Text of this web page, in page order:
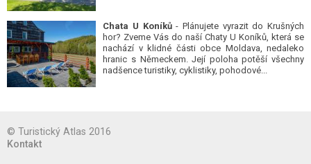
Chata U Koníků- Plánujete vyrazit do Krušných
hor? Zveme Vás do naší Chaty U Koníků, která se
nachází v klidné části obce Moldava, nedaleko
hranic s Německem. Její poloha potěší všechny
nadšence turistiky, cyklistiky, pohodové...
© Turistický Atlas 2016
Kontakt